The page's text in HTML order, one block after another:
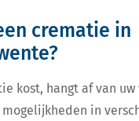
crematie in
kost, hangt af van uw
in